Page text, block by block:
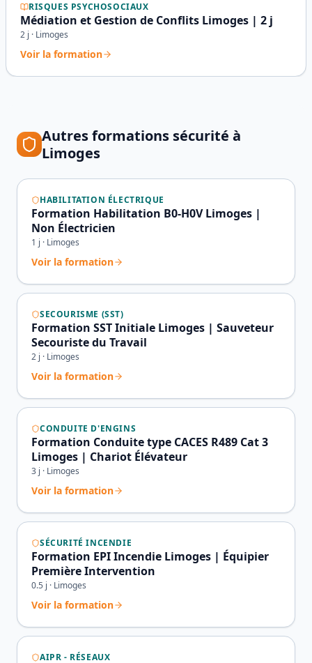
RISQUES PSYCHOSOCIAUX
Médiation et Gestion de Conflits Limoges | 2 j
2 j · Limoges
Voir la formation
Autres formations sécurité à
Limoges
HABILITATION ÉLECTRIQUE
Formation Habilitation B0-H0V Limoges |
Non Électricien
1 j · Limoges
Voir la formation
SECOURISME (SST)
Formation SST Initiale Limoges | Sauveteur
Secouriste du Travail
2 j · Limoges
Voir la formation
CONDUITE D'ENGINS
Formation Conduite type CACES R489 Cat 3
Limoges | Chariot Élévateur
3 j · Limoges
Voir la formation
SÉCURITÉ INCENDIE
Formation EPI Incendie Limoges | Équipier
Première Intervention
0.5 j · Limoges
Voir la formation
AIPR - RÉSEAUX